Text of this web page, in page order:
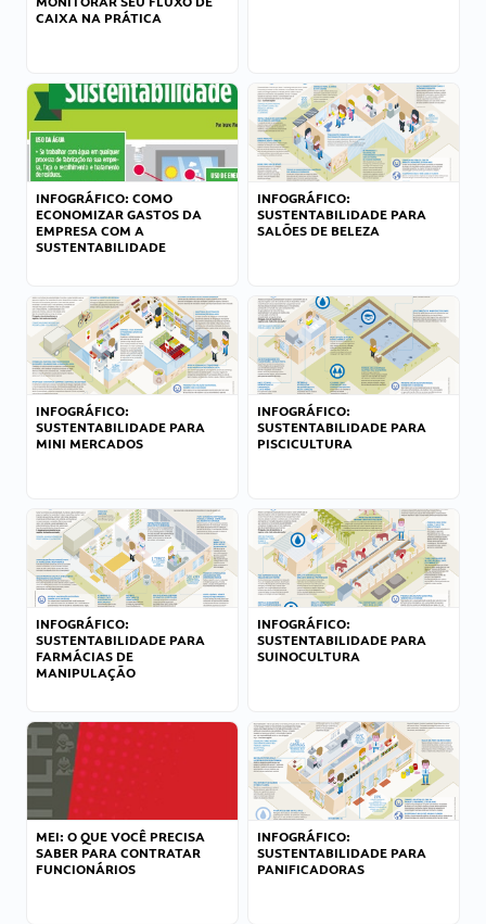
CAIXA NA PRÁTICA
INFOGRÁFICO: COMO
ECONOMIZAR GASTOS DA
EMPRESA COM A
SUSTENTABILIDADE
INFOGRÁFICO:
SUSTENTABILIDADE PARA
SALÕES DE BELEZA
INFOGRÁFICO:
SUSTENTABILIDADE PARA
MINI MERCADOS
INFOGRÁFICO:
SUSTENTABILIDADE PARA
PISCICULTURA
INFOGRÁFICO:
SUSTENTABILIDADE PARA
FARMÁCIAS DE
MANIPULAÇÃO
INFOGRÁFICO:
SUSTENTABILIDADE PARA
SUINOCULTURA
MEI: O QUE VOCÊ PRECISA
SABER PARA CONTRATAR
FUNCIONÁRIOS
INFOGRÁFICO:
SUSTENTABILIDADE PARA
PANIFICADORAS